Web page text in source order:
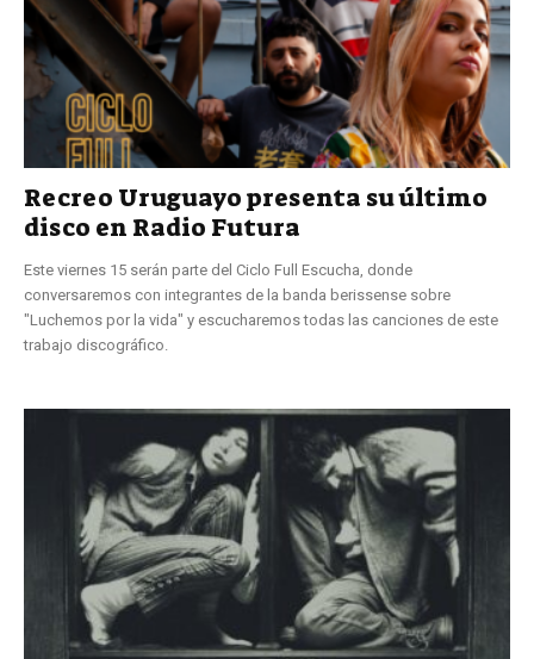
Recreo Uruguayo presenta su último
disco en Radio Futura
Este viernes 15 serán parte del Ciclo Full Escucha, donde
conversaremos con integrantes de la banda berissense sobre
"Luchemos por la vida" y escucharemos todas las canciones de este
trabajo discográfico.